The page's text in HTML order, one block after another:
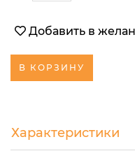
Добавить в
В КОРЗИНУ
Характеристики